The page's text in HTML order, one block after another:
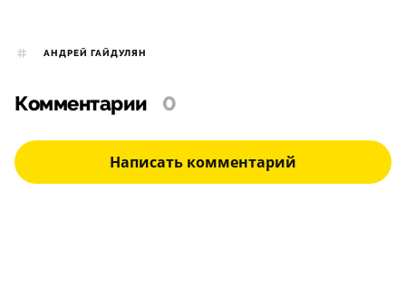
АНДРЕЙ ГАЙДУЛЯН
Комментарии 0
Написать комментарий